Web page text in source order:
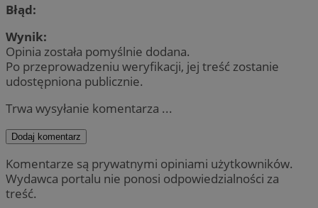
Błąd:
Wynik:
Opinia została pomyślnie dodana.
Po przeprowadzeniu weryfikacji, jej treść zostanie
udostępniona publicznie.
Trwa wysyłanie komentarza ...
Dodaj komentarz
Komentarze są prywatnymi opiniami użytkowników.
Wydawca portalu nie ponosi odpowiedzialności za
treść.